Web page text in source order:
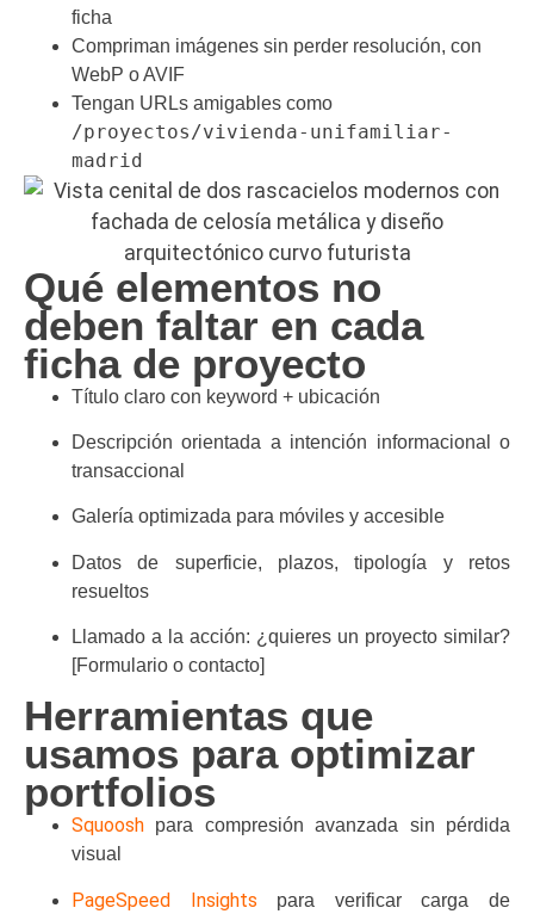
ficha
Compriman imágenes sin perder resolución, con
WebP o AVIF
Tengan URLs amigables como
/proyectos/vivienda-unifamiliar-
madrid
Qué elementos no
deben faltar en cada
ficha de proyecto
Título claro con keyword + ubicación
Descripción orientada a intención informacional o
transaccional
Galería optimizada para móviles y accesible
Datos de superficie, plazos, tipología y retos
resueltos
Llamado a la acción: ¿quieres un proyecto similar?
[Formulario o contacto]
Herramientas que
usamos para optimizar
portfolios
Squoosh para compresión avanzada sin pérdida
visual
PageSpeed Insights para verificar carga de